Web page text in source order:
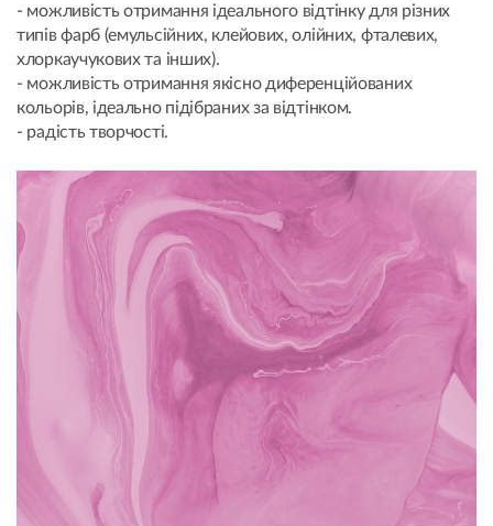
- можливість отримання ідеального відтінку для різних
типів фарб (емульсійних, клейових, олійних, фталевих,
хлоркаучукових та інших).
- можливість отримання якісно диференційованих
кольорів, ідеально підібраних за відтінком.
- радість творчості.